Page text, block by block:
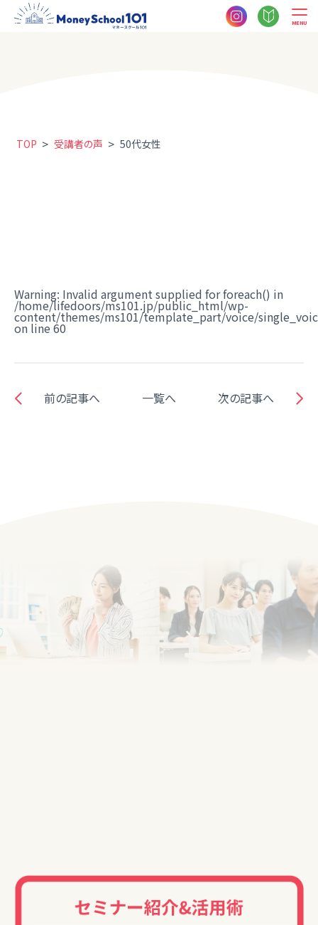
MENU
TOP > 受講者の声 > 50代女性
Warning: Invalid argument supplied for foreach() in
/home/lifedoors/ms101.jp/public_html/wp-
content/themes/ms101/template_part/voice/
on line 60
前の記事へ 一覧へ 次の記事へ